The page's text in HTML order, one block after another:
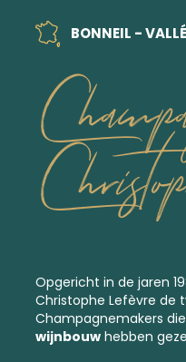
BONNEIL -
Opgericht in de jaren
Christophe Lefèvre de
Champagnemakers
wijnbouw hebben